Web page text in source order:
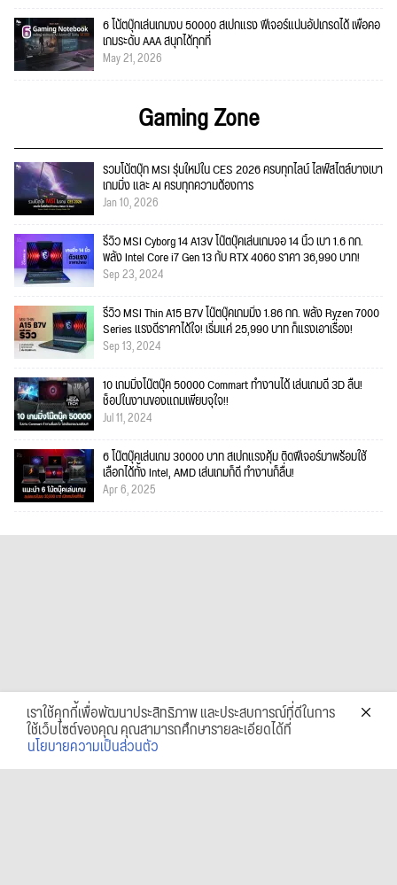
6 โน้ตบุ๊กเล่นเกมงบ 50000 สเปกแรง ฟีเจอร์แน่นอัปเกรดได้ เพื่อคอ
เกมระดับ AAA สนุกได้ทุกที่
May 21, 2026
Gaming Zone
รวมโน้ตบุ๊ก MSI รุ่นใหม่ใน CES 2026 ครบทุกไลน์ ไลฟ์สไตล์บางเบา
เกมมิ่ง และ AI ครบทุกความต้องการ
Jan 10, 2026
รีวิว MSI Cyborg 14 A13V โน๊ตบุ๊คเล่นเกมจอ 14 นิ้ว เบา 1.6 กก.
พลัง Intel Core i7 Gen 13 กับ RTX 4060 ราคา 36,990 บาท!
Sep 23, 2024
รีวิว MSI Thin A15 B7V โน๊ตบุ๊คเกมมิ่ง 1.86 กก. พลัง Ryzen 7000
Series แรงดีราคาได้ใจ! เริ่มแค่ 25,990 บาท ก็แรงเอาเรื่อง!
Sep 13, 2024
10 เกมมิ่งโน๊ตบุ๊ค 50000 Commart ทำงานได้ เล่นเกมดี 3D ลื่น!
ช็อปในงานของแถมเพียบจุใจ!!
Jul 11, 2024
6 โน๊ตบุ๊คเล่นเกม 30000 บาท สเปกแรงคุ้ม ติดฟีเจอร์มาพร้อมใช้
เลือกได้ทั้ง Intel, AMD เล่นเกมก็ดี ทำงานก็ลื่น!
Apr 6, 2025
เราใช้คุกกี้เพื่อพัฒนาประสิทธิภาพ และประสบการณ์ที่ดีในการ
ใช้เว็บไซต์ของคุณ คุณสามารถศึกษารายละเอียดได้ที่
นโยบายความเป็นส่วนตัว